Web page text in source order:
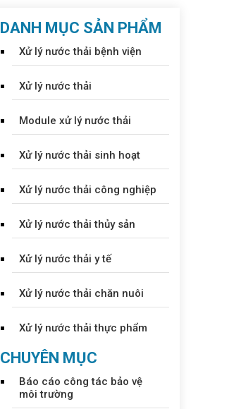
DANH MỤC SẢN PHẨM
Xử lý nước thải bệnh viện
Xử lý nước thải
Module xử lý nước thải
Xử lý nước thải sinh hoạt
Xử lý nước thải công nghiệp
Xử lý nước thải thủy sản
Xử lý nước thải y tế
Xử lý nước thải chăn nuôi
Xử lý nước thải thực phẩm
CHUYÊN MỤC
Báo cáo công tác bảo vệ
môi trường